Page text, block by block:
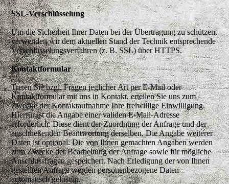
SSL-Verschlüsselung
Um die Sicherheit Ihrer Daten bei der Übertragung zu schützen,
verwenden wir dem aktuellen Stand der Technik entsprechende
Verschlüsselungsverfahren (z. B. SSL) über HTTPS.
Kontaktformular
Treten Sie bzgl. Fragen jeglicher Art per E-Mail oder
Kontaktformular mit uns in Kontakt, erteilen Sie uns zum
Zwecke der Kontaktaufnahme Ihre freiwillige Einwilligung.
Hierfür ist die Angabe einer validen E-Mail-Adresse
erforderlich. Diese dient der Zuordnung der Anfrage und der
anschließenden Beantwortung derselben. Die Angabe weiterer
Daten ist optional. Die von Ihnen gemachten Angaben werden
zum Zwecke der Bearbeitung der Anfrage sowie für mögliche
Anschlussfragen gespeichert. Nach Erledigung der von Ihnen
gestellten Anfrage werden personenbezogene Daten
automatisch gelöscht.